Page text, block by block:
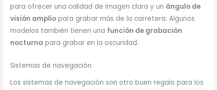
para ofrecer una calidad de imagen clara y un ángulo de
visión amplio para grabar más de la carretera. Algunos
modelos también tienen una función de grabación
nocturna para grabar en la oscuridad.
Sistemas de navegación
Los sistemas de navegación son otro buen regalo para los